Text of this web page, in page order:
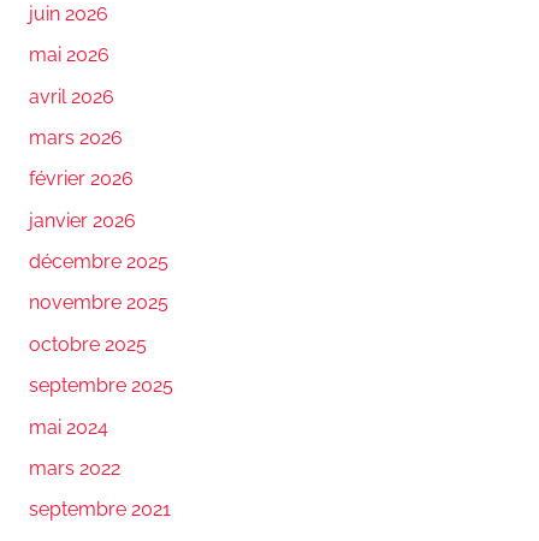
juin 2026
mai 2026
avril 2026
mars 2026
février 2026
janvier 2026
décembre 2025
novembre 2025
octobre 2025
septembre 2025
mai 2024
mars 2022
septembre 2021